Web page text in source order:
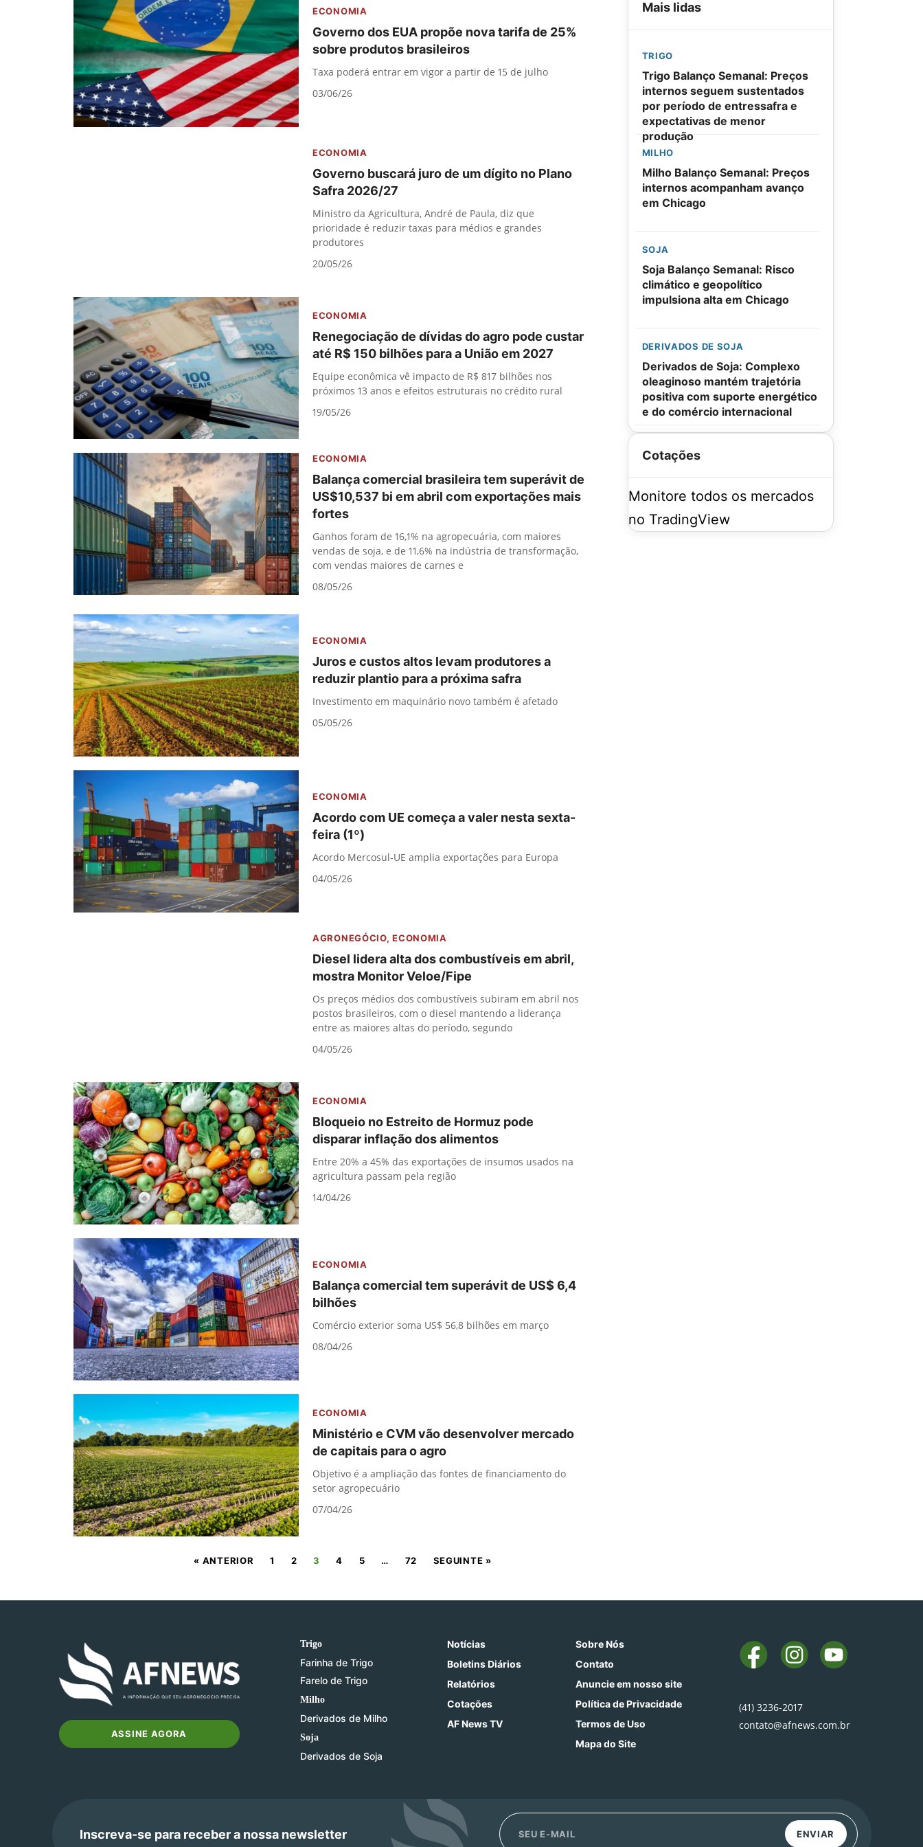
ECONOMIA
Governo dos EUA propõe nova tarifa de 25%
sobre produtos brasileiros
Taxa poderá entrar em vigor a partir de 15 de julho
03/06/26
ECONOMIA
Governo buscará juro de um dígito no Plano
Safra 2026/27
Ministro da Agricultura, André de Paula, diz que
prioridade é reduzir taxas para médios e grandes
produtores
20/05/26
ECONOMIA
Renegociação de dívidas do agro pode custar
até R$ 150 bilhões para a União em 2027
Equipe econômica vê impacto de R$ 817 bilhões nos
próximos 13 anos e efeitos estruturais no crédito rural
19/05/26
ECONOMIA
Balança comercial brasileira tem superávit de
US$10,537 bi em abril com exportações mais
fortes
Ganhos foram de 16,1% na agropecuária, com maiores
vendas de soja, e de 11,6% na indústria de transformação,
com vendas maiores de carnes e
08/05/26
ECONOMIA
Juros e custos altos levam produtores a
reduzir plantio para a próxima safra
Investimento em maquinário novo também é afetado
05/05/26
ECONOMIA
Acordo com UE começa a valer nesta sexta-
feira (1º)
Acordo Mercosul-UE amplia exportações para Europa
04/05/26
AGRONEGÓCIO,ECONOMIA
Diesel lidera alta dos combustíveis em abril,
mostra Monitor Veloe/Fipe
Os preços médios dos combustíveis subiram em abril nos
postos brasileiros, com o diesel mantendo a liderança
entre as maiores altas do período, segundo
04/05/26
ECONOMIA
Bloqueio no Estreito de Hormuz pode
disparar inflação dos alimentos
Entre 20% a 45% das exportações de insumos usados na
agricultura passam pela região
14/04/26
ECONOMIA
Balança comercial tem superávit de US$ 6,4
bilhões
Comércio exterior soma US$ 56,8 bilhões em março
08/04/26
ECONOMIA
Ministério e CVM vão desenvolver mercado
de capitais para o agro
Objetivo é a ampliação das fontes de financiamento do
setor agropecuário
07/04/26
« ANTERIOR 1 2 3 4 5 … 72 SEGUINTE »
Mais lidas
TRIGO
Trigo Balanço Semanal: Preços
internos seguem sustentados
por período de entressafra e
expectativas de menor
produção
MILHO
Milho Balanço Semanal: Preços
internos acompanham avanço
em Chicago
SOJA
Soja Balanço Semanal: Risco
climático e geopolítico
impulsiona alta em Chicago
DERIVADOS DE SOJA
Derivados de Soja: Complexo
oleaginoso mantém trajetória
positiva com suporte energético
e do comércio internacional
Cotações
Monitore todos os mercados
no TradingView
ASSINE AGORA
Trigo
Farinha de Trigo
Farelo de Trigo
Milho
Derivados de Milho
Soja
Derivados de Soja
Notícias
Boletins Diários
Relatórios
Cotações
AF News TV
Sobre Nós
Contato
Anuncie em nosso site
Política de Privacidade
Termos de Uso
Mapa do Site
(41) 3236-2017
contato@afnews.com.br
Inscreva-se para receber a nossa newsletter ENVIAR